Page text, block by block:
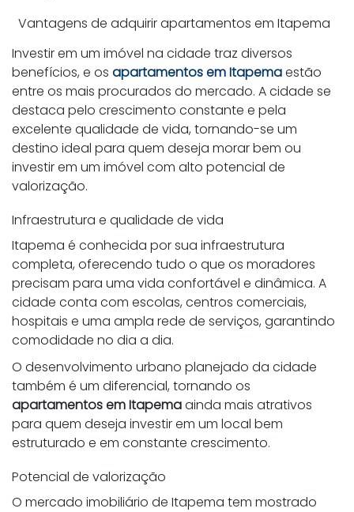
Vantagens de adquirir apartamentos em Itapema
Investir em um imóvel na cidade traz diversos
benefícios, e os apartamentos em Itapemaestão
entre os mais procurados do mercado. A cidade se
destaca pelo crescimento constante e pela
excelente qualidade de vida, tornando-se um
destino ideal para quem deseja morar bem ou
investir em um imóvel com alto potencial de
valorização.
Infraestrutura e qualidade de vida
Itapema é conhecida por sua infraestrutura
completa, oferecendo tudo o que os moradores
precisam para uma vida confortável e dinâmica. A
cidade conta com escolas, centros comerciais,
hospitais e uma ampla rede de serviços, garantindo
comodidade no dia a dia.
O desenvolvimento urbano planejado da cidade
também é um diferencial, tornando os
apartamentos em Itapemaainda mais atrativos
para quem deseja investir em um local bem
estruturado e em constante crescimento.
Potencial de valorização
O mercado imobiliário de Itapema tem mostrado